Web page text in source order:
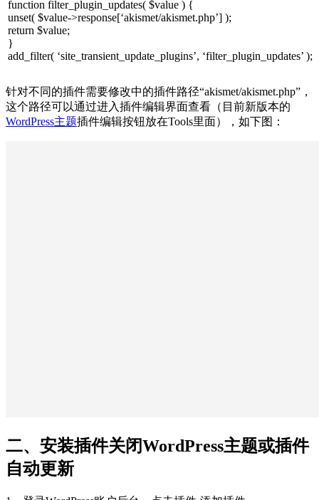
function filter_plugin_updates( $value ) {
unset( $value->response[‘akismet/akismet.php’] );
return $value;
}
add_filter( ‘site_transient_update_plugins’, ‘filter_plugin_updates’ );
针对不同的插件需要修改中的插件路径“akismet/akismet.php”，
这个路径可以通过进入插件编辑界面查看（目前新版本的
WordPress主题插件编辑按钮放在Tools里面），如下图：
二、安装插件关闭WordPress主题或插件
自动更新